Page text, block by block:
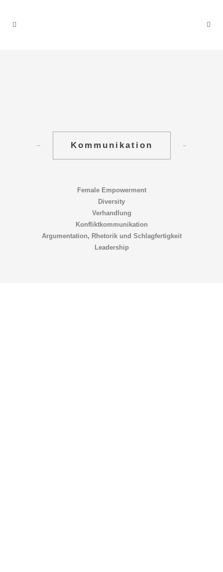
Kommunikation
Female Empowerment
Diversity
Verhandlung
Konfliktkommunikation
Argumentation, Rhetorik und Schlagfertigkeit
Leadership